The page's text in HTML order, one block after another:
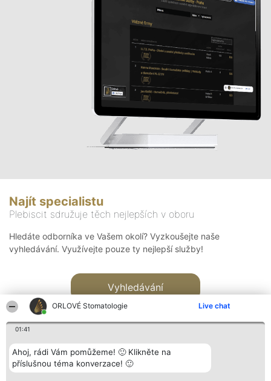
ORLOVÉ Stomatologie Live chat
01:41
Ahoj, rádi Vám pomůžeme! 🙂 Klikněte na
příslušnou téma konverzace! 🙂
Najít specialistu
Plebiscit sdružuje těch nejlepších v oboru
Hledáte odborníka ve Vašem okolí? Vyzkoušejte naše
vyhledávání. Využívejte pouze ty nejlepší služby!
Vyhledávání